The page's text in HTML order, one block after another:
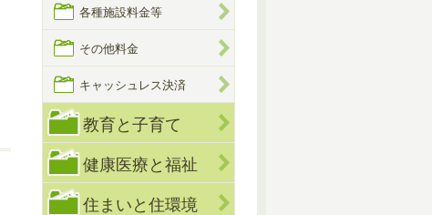
各種施設料金等
その他料金
キャッシュレス決済
教育と子育て
健康医療と福祉
住まいと住環境